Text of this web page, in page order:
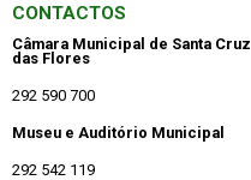
CONTACTOS
Câmara Municipal de Santa Cruz
das Flores
292 590 700
Museu e Auditório Municipal
292 542 119